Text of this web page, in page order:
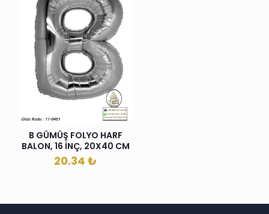
B GÜMÜŞ FOLYO HARF
BALON, 16 İNÇ, 20X40 CM
20.34 ₺